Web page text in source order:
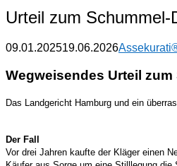
Urteil zum Schummel-
09.01.202519.06.2026
Wegweisendes Urteil
Das Landgericht Hamburg und ein
Der Fall
Vor drei Jahren kaufte der Kläger einen